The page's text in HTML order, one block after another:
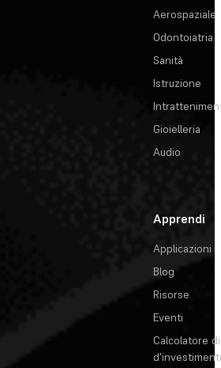
Aerospaziale
Odontoiatria
Sanità
Istruzione
Gioielleria
Audio
Apprendi
Applicazioni
Blog
Risorse
Eventi
Calcolatore